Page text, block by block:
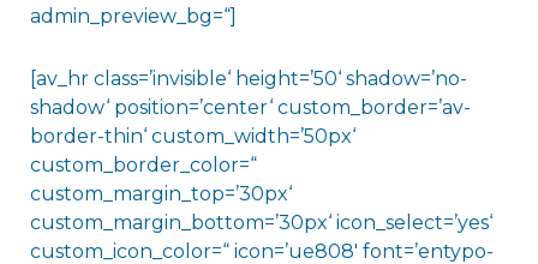
admin_preview_bg=“]
[av_hr class=’invisible‘ height=’50‘ shadow=’no-
shadow‘ position=’center‘ custom_border=’av-
border-thin‘ custom_width=’50px‘
custom_border_color=“
custom_margin_top=’30px‘
custom_margin_bottom=’30px‘ icon_select=’yes‘
custom_icon_color=“ icon=’ue808′ font=’entypo-